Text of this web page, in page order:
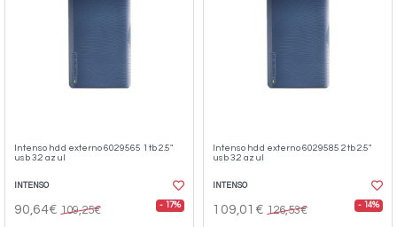
Intenso hdd externo 6029565 1tb 2.5"
usb 3.2 azul
INTENSO
90,64€ 109,25€ - 17%
Intenso hdd externo 6029585 2tb 2.5"
usb 3.2 azul
INTENSO
109,01€ 126,53€ - 14%